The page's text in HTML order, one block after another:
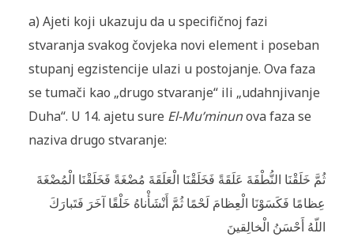
a) Ajeti koji ukazuju da u specifičnoj fazi
stvaranja svakog čovjeka novi element i poseban
stupanj egzistencije ulazi u postojanje. Ova faza
se tumači kao „drugo stvaranje“ ili „udahnjivanje
Duha“. U 14. ajetu sure El-Mu’minunova faza se
naziva drugo stvaranje:
ثُمَّ خَلَقْنَا النُّطْفَةَ عَلَقَةً فَخَلَقْنَا الْعَلَقَةَ مُضْغَةً فَخَلَقْنَا الْمُضْغَةَ
عِظامًا فَكَسَوْنَا الْعِظامَ لَحْمًا ثُمَّ أَنْشَأْناهُ خَلْقًا آخَرَ فَتَبارَكَ
اللّهُ أَحْسَنُ الْخالِقينَ